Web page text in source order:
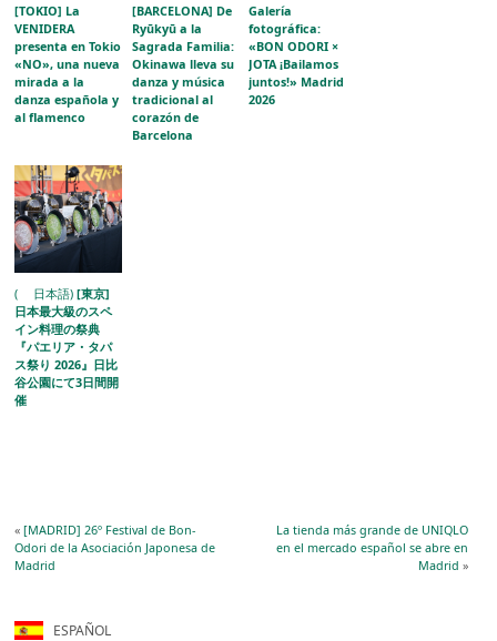
[TOKIO] La
VENIDERA
presenta en Tokio
«NO», una nueva
mirada a la
danza española y
al flamenco
[BARCELONA] De
Ryūkyū a la
Sagrada Familia:
Okinawa lleva su
danza y música
tradicional al
corazón de
Barcelona
Galería
fotográfica:
«BON ODORI ×
JOTA ¡Bailamos
juntos!» Madrid
2026
( 日本語)[東京]
日本最大級のスペ
イン料理の祭典
『パエリア・タパ
ス祭り 2026』日比
谷公園にて3日間開
催
«[MADRID] 26º Festival de Bon-
Odori de la Asociación Japonesa de
Madrid
La tienda más grande de UNIQLO
en el mercado español se abre en
Madrid »
ESPAÑOL